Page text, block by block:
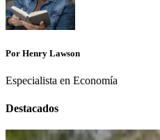
Por Henry Lawson
Especialista en Economía
Destacados